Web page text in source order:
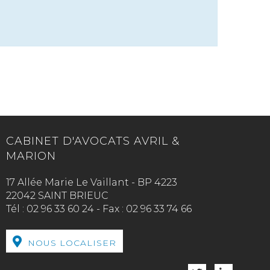
CABINET D'AVOCATS AVRIL &
MARION
17 Allée Marie Le Vaillant - BP 4223
22042 SAINT BRIEUC
Tél : 02 96 33 60 24 - Fax : 02 96 33 74 66
NOUS LOCALISER